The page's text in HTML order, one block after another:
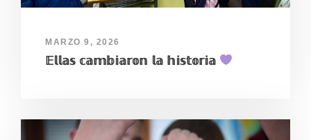
MARZO 9, 2026
𝔼𝕝𝕝𝕒𝕤 𝕔𝕒𝕞𝕓𝕚𝕒𝕣𝕠𝕟 𝕝𝕒 𝕙𝕚𝕤𝕥𝕠𝕣𝕚𝕒